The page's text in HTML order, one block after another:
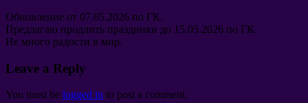
Обновление от 07.05.2026 по ГК.
Предлагаю продлить праздники до 15.05.2026 по ГК.
Не много радости в мир.
Leave a Reply
You must be logged in to post a comment.